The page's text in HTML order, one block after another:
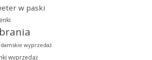
w paski
wyprzedaż
wyprzedaż